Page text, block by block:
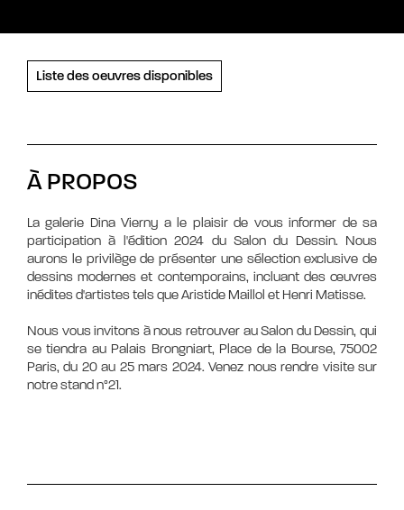
Liste des oeuvres disponibles
À PROPOS
La galerie Dina Vierny a le plaisir de vous informer de sa
participation à l'édition 2024 du Salon du Dessin. Nous
aurons le privilège de présenter une sélection exclusive de
dessins modernes et contemporains, incluant des œuvres
inédites d'artistes tels que Aristide Maillol et Henri Matisse.
Nous vous invitons à nous retrouver au Salon du Dessin, qui
se tiendra au Palais Brongniart, Place de la Bourse, 75002
Paris, du 20 au 25 mars 2024. Venez nous rendre visite sur
notre stand n°21.